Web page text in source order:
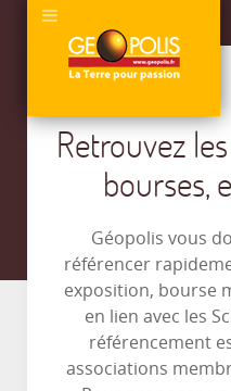
Retrouvez
bourses,
Géopolis vous
référencer
exposition, bourse
en lien avec les
référencement
associations